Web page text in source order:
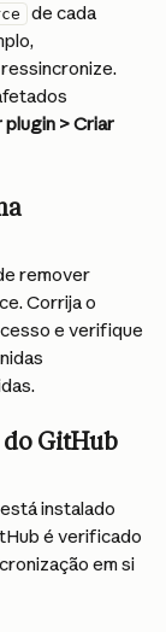
de cada
plugin > Criar
remover
Corrija o
e verifique
GitHub
instalado
é verificado
em si